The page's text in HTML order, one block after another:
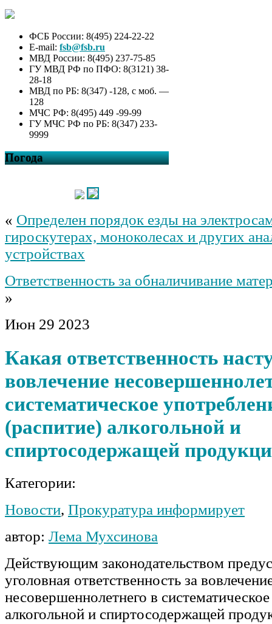
ФСБ России: 8(495) 224-22-22
E-mail: fsb@fsb.ru
МВД России: 8(495) 237-75-85
ГУ МВД РФ по ПФО: 8(3121) 38-
28-18
МВД по РБ: 8(347) -128, с моб. —
128
МЧС РФ: 8(495) 449 -99-99
ГУ МЧС РФ по РБ: 8(347) 233-
9999
Погода
« Определен порядок езды на
гироскутерах, моноколесах и других
устройствах
Ответственность за обналичивание
»
Июн 29 2023
Какая ответственность
вовлечение
систематическое
(распитие) алкогольной и
спиртосодержащей
Категории:
Новости, Прокуратура информирует
автор: Лема Мухсинова
Действующим законодательством
уголовная ответственность за
несовершеннолетнего в
алкогольной и спиртосодержащей